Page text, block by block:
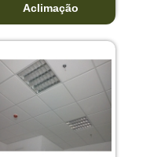
Aclimação